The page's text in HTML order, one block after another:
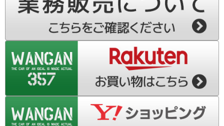
S710V-ダイハツ アトレー
S500P-ダイハツ ハイゼット トラック
S510P-ダイハツ ハイゼット トラック
S200系-ダイハツ ハイゼット トラック
L175S-ダイハツ ムーブ